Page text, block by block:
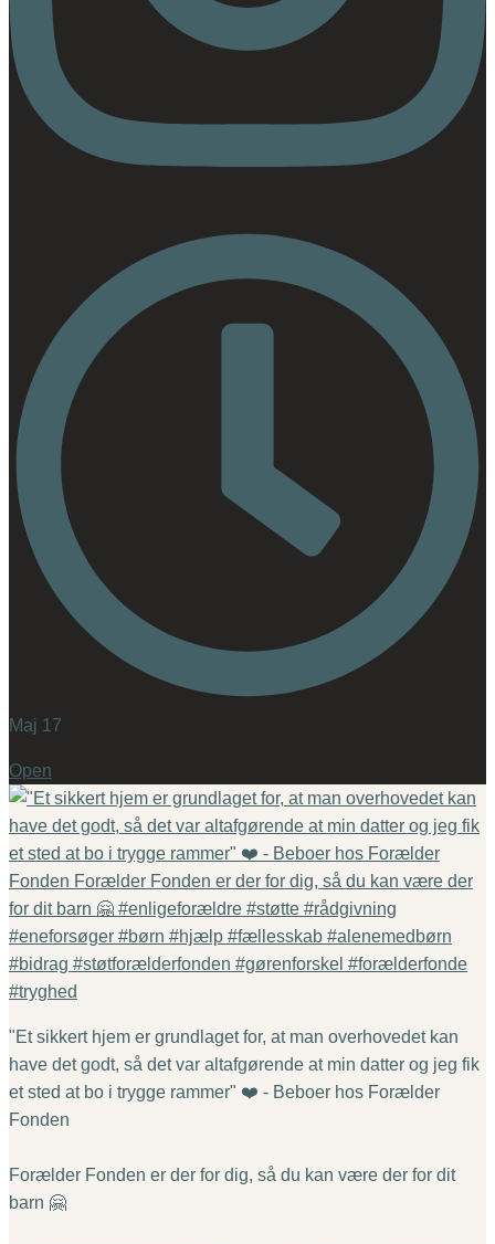
Maj 17
Open
"Et sikkert hjem er grundlaget for, at man overhovedet kan
have det godt, så det var altafgørende at min datter og jeg fik
et sted at bo i trygge rammer" ❤️ - Beboer hos Forælder
Fonden
Forælder Fonden er der for dig, så du kan være der for dit
barn 🤗